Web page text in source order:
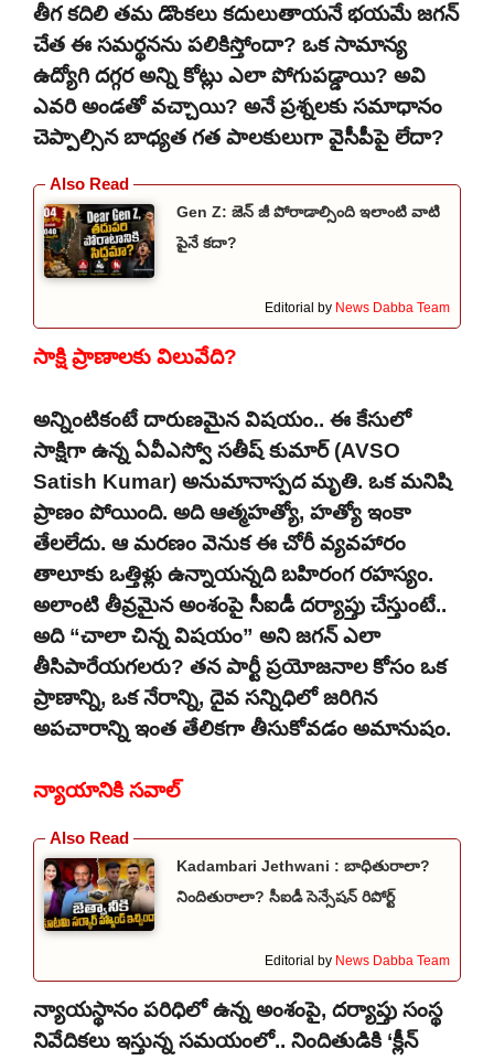
తీగ కదిలి తమ డొంకలు కదులుతాయనే భయమే జగన్
చేత ఈ సమర్థనను పలికిస్తోందా? ఒక సామాన్య
ఉద్యోగి దగ్గర అన్ని కోట్లు ఎలా పోగుపడ్డాయి? అవి
ఎవరి అండతో వచ్చాయి? అనే ప్రశ్నలకు సమాధానం
చెప్పాల్సిన బాధ్యత గత పాలకులుగా వైసీపీపై లేదా?
Gen Z: జెన్ జీ పోరాడాల్సింది ఇలాంటి వాటి
పైనే కదా?
Editorial by News Dabba Team
సాక్షి ప్రాణాలకు విలువేది?
అన్నింటికంటే దారుణమైన విషయం.. ఈ కేసులో
సాక్షిగా ఉన్న ఏవీఎస్వో సతీష్ కుమార్ (AVSO
Satish Kumar) అనుమానాస్పద మృతి. ఒక మనిషి
ప్రాణం పోయింది. అది ఆత్మహత్యో, హత్యో ఇంకా
తేలలేదు. ఆ మరణం వెనుక ఈ చోరీ వ్యవహారం
తాలూకు ఒత్తిళ్లు ఉన్నాయన్నది బహిరంగ రహస్యం.
అలాంటి తీవ్రమైన అంశంపై సీఐడీ దర్యాప్తు చేస్తుంటే..
అది “చాలా చిన్న విషయం” అని జగన్ ఎలా
తీసిపారేయగలరు? తన పార్టీ ప్రయోజనాల కోసం ఒక
ప్రాణాన్ని, ఒక నేరాన్ని, దైవ సన్నిధిలో జరిగిన
అపచారాన్ని ఇంత తేలికగా తీసుకోవడం అమానుషం.
న్యాయానికి సవాల్
Kadambari Jethwani : బాధితురాలా?
నిందితురాలా? సీఐడీ సెన్సేషన్ రిపోర్ట్
Editorial by News Dabba Team
న్యాయస్థానం పరిధిలో ఉన్న అంశంపై, దర్యాప్తు సంస్థ
నివేదికలు ఇస్తున్న సమయంలో.. నిందితుడికి ‘క్లీన్